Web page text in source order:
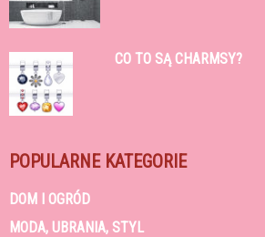
CO TO SĄ CHARMSY?
POPULARNE KATEGORIE
DOM I OGRÓD
MODA, UBRANIA, STYL